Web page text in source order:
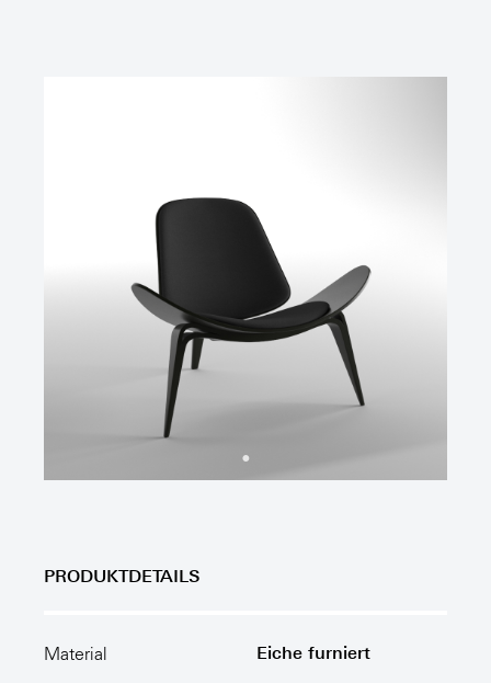
PRODUKTDETAILS
Material Eiche furniert